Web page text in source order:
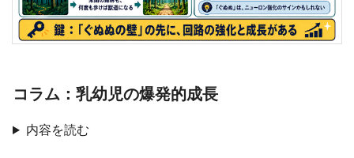
コラム：乳幼児の爆発的成長
内容を読む